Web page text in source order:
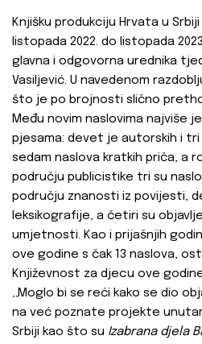
Knjišku produkciju Hrvata u Srbiji
listopada 2022. do listopada
glavna i odgovorna urednika
Vasiljević. U navedenom
što je po brojnosti slično
Među novim naslovima najviše
pjesama: devet je autorskih i tri
sedam naslova kratkih priča, a
području publicistike tri su
području znanosti iz povijesti,
leksikografije, a četiri su
umjetnosti. Kao i prijašnjih
ove godine s čak 13 naslova,
Književnost za djecu ove
‚‚Moglo bi se reći kako se dio
na već poznate projekte
Srbiji kao što su Izabrana djela